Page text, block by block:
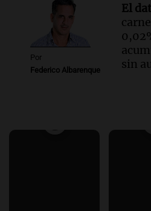
Por
Federico Albarenque
El
sin